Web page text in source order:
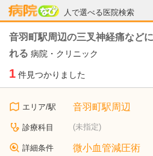
人で選べる医院検索
病院なび
音羽町駅周辺の三叉神経痛など
れる 病院・クリニック
1 件見つかりました
エリア/駅 音羽町駅周辺
診療科目 (未指定)
詳細条件 微小血管減圧術